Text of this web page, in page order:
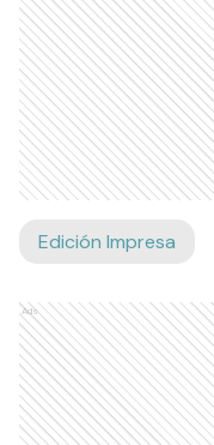
Edición Impresa
Ads